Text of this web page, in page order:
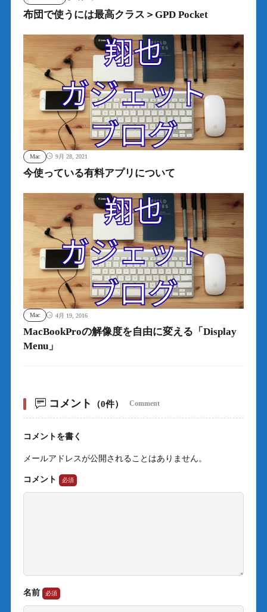
布団で使うには最高クラス＞GPD Pocket
Mac 9月 28, 2021
今使っている有料アプリについて
Mac 4月 19, 2016
MacBookProの解像度を自由に変える「Display
Menu」
コメント （0件） Comment
コメントを書く
メールアドレスが公開されることはありません。
コメント
名前